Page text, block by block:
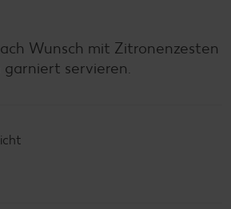
Wunsch mit Zitronenzesten
servieren.